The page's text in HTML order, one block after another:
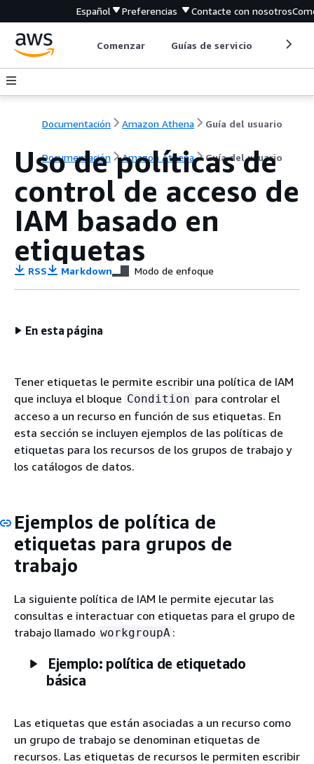
Español Preferencias Contacte con nosotros
Comenzar Guías de servicio
Documentación Amazon Athena Guía del usuario
Documentación Amazon Athena Guía del usuario
Uso de políticas de
control de acceso de
IAM basado en
etiquetas
RSS Markdown Modo de enfoque
En esta página
Tener etiquetas le permite escribir una política de IAM
que incluya el bloque Condition para controlar el
acceso a un recurso en función de sus etiquetas. En
esta sección se incluyen ejemplos de las políticas de
etiquetas para los recursos de los grupos de trabajo y
los catálogos de datos.
Ejemplos de política de
etiquetas para grupos de
trabajo
La siguiente política de IAM le permite ejecutar las
consultas e interactuar con etiquetas para el grupo de
trabajo llamado workgroupA :
Ejemplo: política de etiquetado
básica
Las etiquetas que están asociadas a un recurso como
un grupo de trabajo se denominan etiquetas de
recursos. Las etiquetas de recursos le permiten escribir